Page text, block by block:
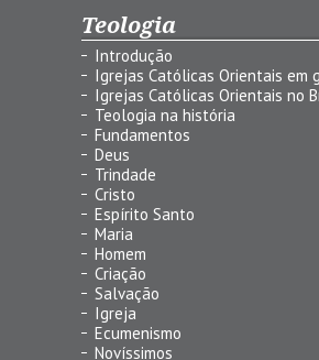
Teologia
Introdução
Igrejas Católicas Orientais em
Igrejas Católicas Orientais no
Teologia na história
Fundamentos
Deus
Trindade
Cristo
Espírito Santo
Maria
Homem
Criação
Salvação
Igreja
Ecumenismo
Novíssimos